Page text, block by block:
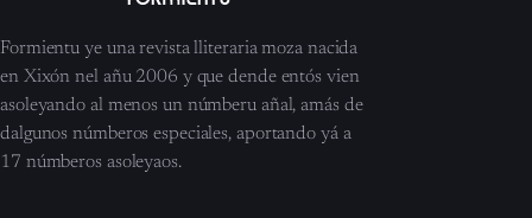
Formientu ye una revista lliteraria moza nacida
en Xixón nel añu 2006 y que dende entós vien
asoleyando al menos un númberu añal, amás de
dalgunos númberos especiales, aportando yá a
17 númberos asoleyaos.